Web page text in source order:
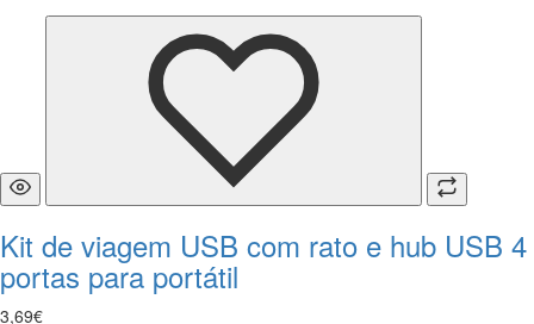
Kit de viagem USB com rato e hub USB 4
portas para portátil
3,69€